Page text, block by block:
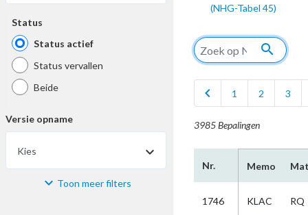
Status
Status actief
Status vervallen
Beide
Versie opname
Kies
Materiaal Toon meer filters
(NHG-Tabel 45)
search
chevron_left 1 2 3
3985 Bepalingen
Nr. Memo
1746 KLAC RQ